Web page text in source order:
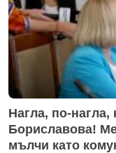
Нагла, по-нагла,
Бориславова!
мълчи като